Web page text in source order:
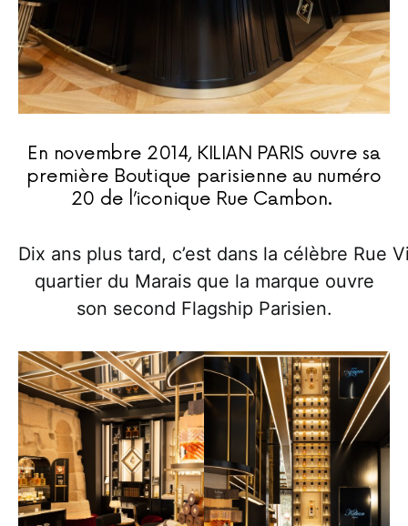
En novembre 2014, KILIAN PARIS ouvre sa
première Boutique parisienne au numéro
20 de l’iconique Rue Cambon.
Dix ans plus tard, c’est dans la célèbre Rue
quartier du Marais que la marque ouvre
son second Flagship Parisien.